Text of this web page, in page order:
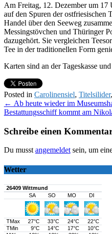
Am Freitag, 12. Dezember um 17
auf den Spuren der ostfriesischen
Handel über den Seeweg
Messingstövchen und Thüringer
dazugehört. Sie vergleichen
Tee in der traditionellen Form
Karten sind an der Tageskasse
Posted in Carolinensiel, Titelsilider,
Post
navigation
← Ab heute wieder im
Bestattungsschiff kommt am
Schreibe einen
Du musst angemeldet sein, um
Wetter